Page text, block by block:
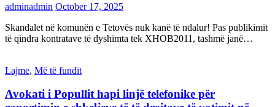
adminadmin October 17, 2025
Skandalet në komunën e Tetovës nuk kanë të ndalur! Pas publikimit
të qindra kontratave të dyshimta tek XHOB2011, tashmë janë…
Lajme, Më të fundit
Avokati i Popullit hapi linjë telefonike për